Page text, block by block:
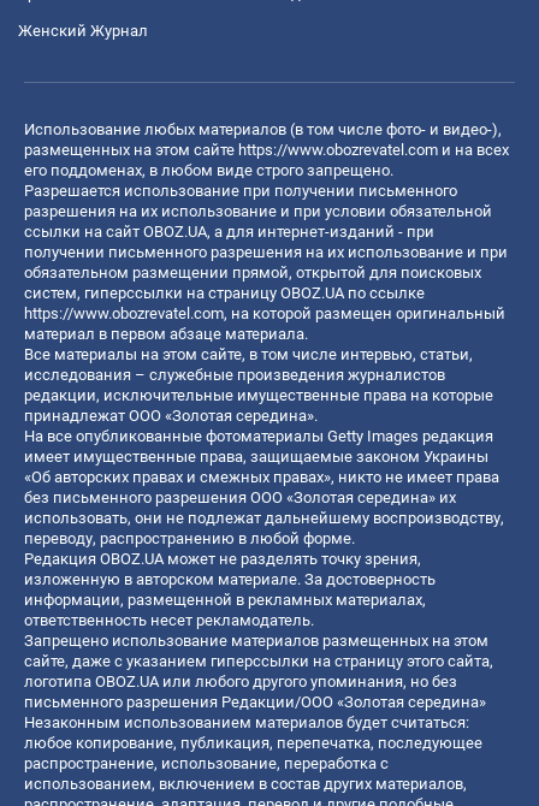
Женский Журнал
Использование любых материалов (в том числе фото- и видео-),
размещенных на этом сайте https://www.obozrevatel.com и на всех
его поддоменах, в любом виде строго запрещено.
Разрешается использование при получении письменного
разрешения на их использование и при условии обязательной
ссылки на сайт OBOZ.UA, а для интернет-изданий - при
получении письменного разрешения на их использование и при
обязательном размещении прямой, открытой для поисковых
систем, гиперссылки на страницу OBOZ.UA по ссылке
https://www.obozrevatel.com, на которой размещен оригинальный
материал в первом абзаце материала.
Все материалы на этом сайте, в том числе интервью, статьи,
исследования – служебные произведения журналистов
редакции, исключительные имущественные права на которые
принадлежат ООО «Золотая середина».
На все опубликованные фотоматериалы Getty Images редакция
имеет имущественные права, защищаемые законом Украины
«Об авторских правах и смежных правах», никто не имеет права
без письменного разрешения ООО «Золотая середина» их
использовать, они не подлежат дальнейшему воспроизводству,
переводу, распространению в любой форме.
Редакция OBOZ.UA может не разделять точку зрения,
изложенную в авторском материале. За достоверность
информации, размещенной в рекламных материалах,
ответственность несет рекламодатель.
Запрещено использование материалов размещенных на этом
сайте, даже с указанием гиперссылки на страницу этого сайта,
логотипа OBOZ.UA или любого другого упоминания, но без
письменного разрешения Редакции/ООО «Золотая середина»
Незаконным использованием материалов будет считаться:
любое копирование, публикация, перепечатка, последующее
распространение, использование, переработка с
использованием, включением в состав других материалов,